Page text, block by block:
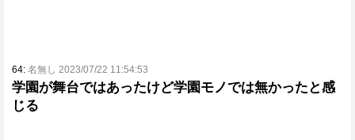
64: 名無し 2023/07/22 11:54:53
学園が舞台ではあったけど学園モノでは無かったと感
じる